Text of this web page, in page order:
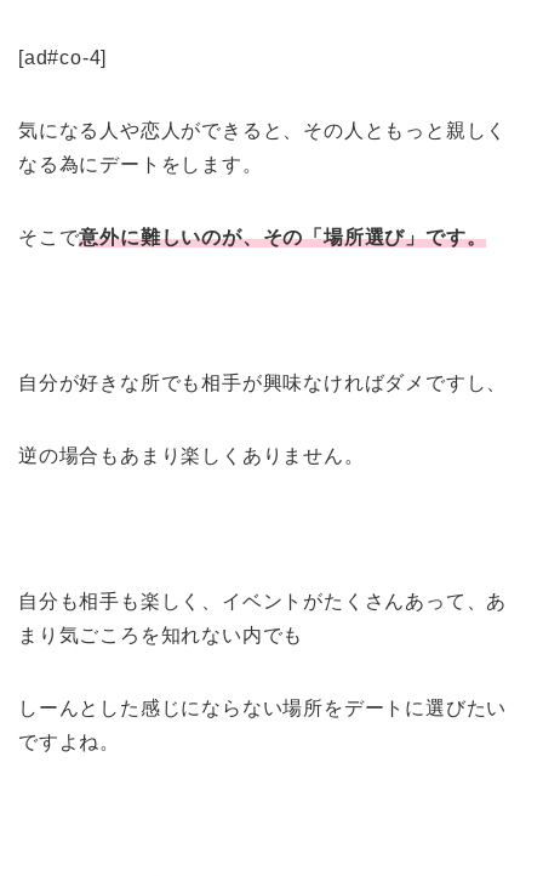
[ad#co-4]
気になる人や恋人ができると、その人ともっと親しく
なる為にデートをします。
そこで意外に難しいのが、その「場所選び」です。
自分が好きな所でも相手が興味なければダメですし、
逆の場合もあまり楽しくありません。
自分も相手も楽しく、イベントがたくさんあって、あ
まり気ごころを知れない内でも
しーんとした感じにならない場所をデートに選びたい
ですよね。